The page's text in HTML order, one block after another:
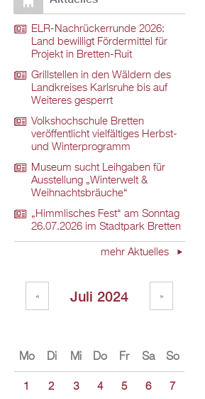
ELR-Nachrückerrunde 2026:
Land bewilligt Fördermittel für
Projekt in Bretten-Ruit
Grillstellen in den Wäldern des
Landkreises Karlsruhe bis auf
Weiteres gesperrt
Volkshochschule Bretten
veröffentlicht vielfältiges Herbst-
und Winterprogramm
Museum sucht Leihgaben für
Ausstellung „Winterwelt &
Weihnachtsbräuche“
„Himmlisches Fest“ am Sonntag
26.07.2026 im Stadtpark Bretten
mehr Aktuelles
Juli 2024
« »
Mo Di Mi Do Fr Sa So
1 2 3 4 5 6 7